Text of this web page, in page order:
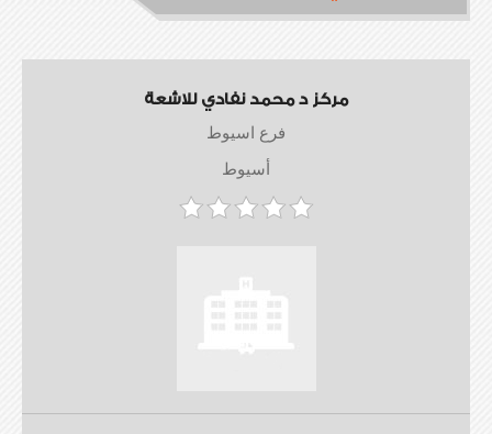
مركز د محمد نفادي للاشعة
فرع اسيوط
أسيوط